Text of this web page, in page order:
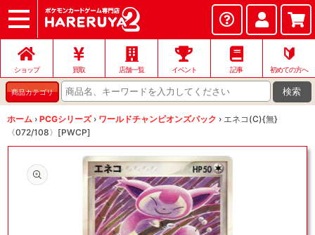
ショップ
店頭買取
ネット買取
店舗一覧
イベント
お問い合わせ
ショップ 買取 店舗一覧 イベント 記事
🔰
初めての方へ
商品カテゴリ 検索
ホーム › PCGシリーズ › ワールドチャンピオンズパック › エネコ(C){無}
〈072/108〉[PWCP]